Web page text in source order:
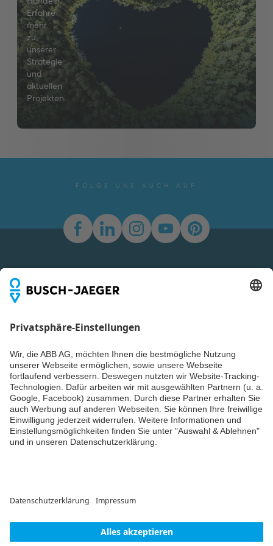
Erfahre
mehr
zu
unserer
Strategie
und
aktuellen
Projekten.
FOLGE UNS AUCH AUF
Du willst alle Neuigkeiten rund um unsere Produkte nicht
dem Laufenden bleiben.
© ABB AG – Busch-Jaeger 2026